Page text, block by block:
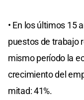
• En los últimos 15
puestos de trabajo
mismo período la
crecimiento del
mitad: 41%.